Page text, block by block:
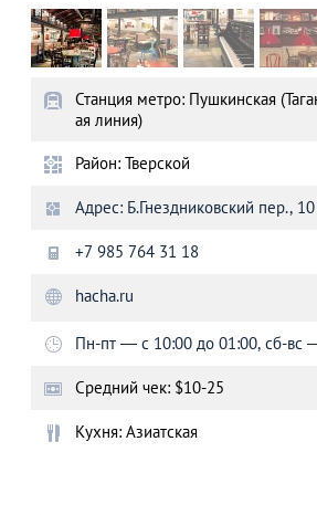
Станция метро: Пушкинская
ая линия)
Район: Тверской
Адрес: Б.Гнездниковский пер., 10
+7 985 764 31 18
hacha.ru
Пн-пт — с 10:00 до 01:00, сб-вс
Средний чек: $10-25
Кухня: Азиатская